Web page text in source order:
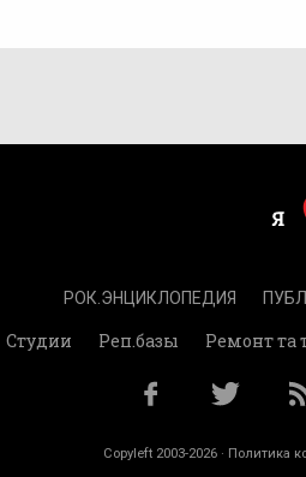
РОК.ЭНЦИКЛОПЕДИЯ
Студии Реп.базы Ремонт та
Copyleft 2003-2026 · Политика